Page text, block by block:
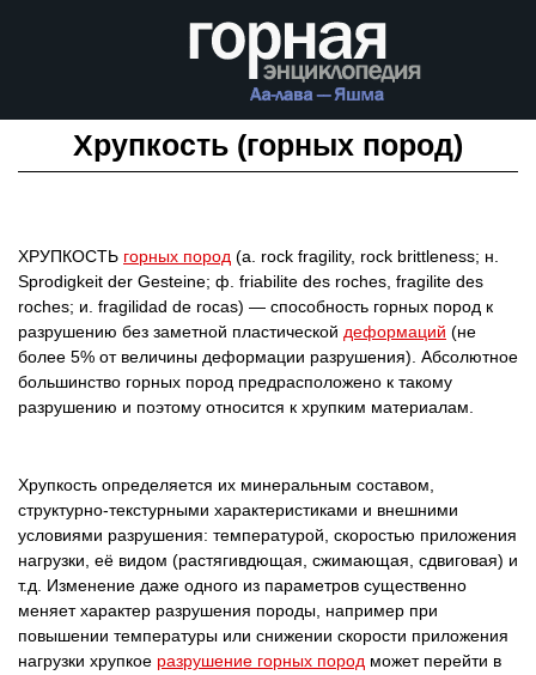
Хрупкость (горных пород)
ХРУПКОСТЬ горных пород (а. rock fragility, rock brittleness; н.
Sprodigkeit der Gesteine; ф. friabilite des roches, fragilite des
roches; и. fragilidad de rocas) — способность горных пород к
разрушению без заметной пластической деформаций (не
более 5% от величины деформации разрушения). Абсолютное
большинство горных пород предрасположено к такому
разрушению и поэтому относится к хрупким материалам.
Хрупкость определяется их минеральным составом,
структурно-текстурными характеристиками и внешними
условиями разрушения: температурой, скоростью приложения
нагрузки, её видом (растягивдющая, сжимающая, сдвиговая) и
т.д. Изменение даже одного из параметров существенно
меняет характер разрушения породы, например при
повышении температуры или снижении скорости приложения
нагрузки хрупкое разрушение горных пород может перейти в